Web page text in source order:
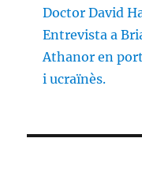
Doctor David
Entrevista a
Athanor en
i ucraïnès.